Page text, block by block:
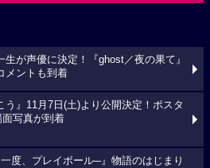
生が声優に決定！『ghost／夜の果て』
メントも到着
う』11月7日(土)より公開決定！ポスタ
写真が到着
一度、プレイボール─』物語のはじまり